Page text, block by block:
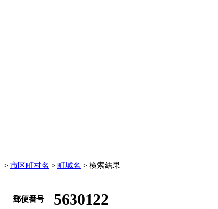
> 市区町村名 > 町域名 > 検索結果
郵便番号 5630122